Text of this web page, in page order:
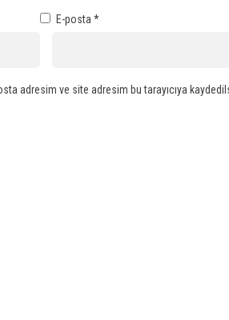
E-posta *
adresim ve site adresim bu tarayıcıya